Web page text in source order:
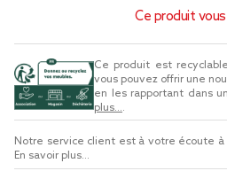
Ce produit
Ce produit est
vous pouvez offrir une
en les rapportant dans un
plus....
Notre service client est à votre écoute à
En savoir plus...